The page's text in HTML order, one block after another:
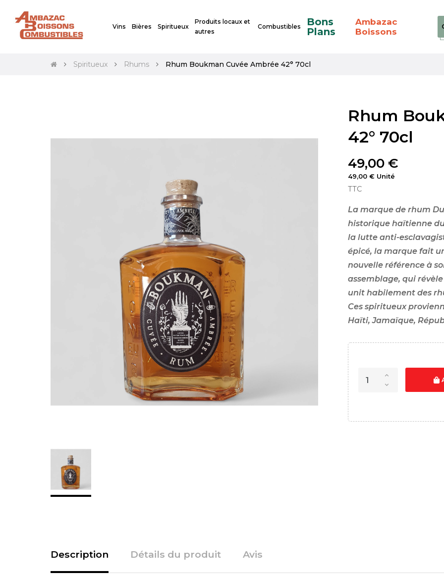
Vins Bières Spiritueux
Produits locaux et
autres
Combustibles
Bons
Plans
Ambazac
Boissons
Spiritueux Rhums Rhum Boukman Cuvée Ambrée 42° 70cl
Rhum
42° 70cl
49,00 €
49,00 € Unité
TTC
La marque de rhum
historique haïtienne
la lutte anti-
épicé, la marque fait
nouvelle référence à
assemblage, qui
unit habilement des
Ces spiritueux
Haïti, Jamaïque,
Description Détails du produit Avis